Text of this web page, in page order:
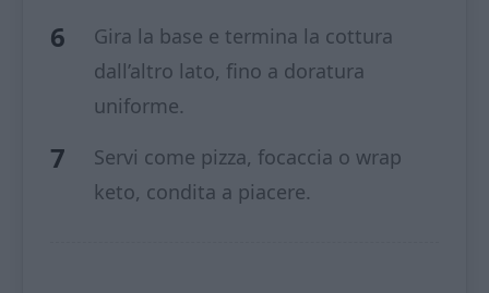
Gira la base e termina la cottura
dall’altro lato, fino a doratura
uniforme.
Servi come pizza, focaccia o wrap
keto, condita a piacere.